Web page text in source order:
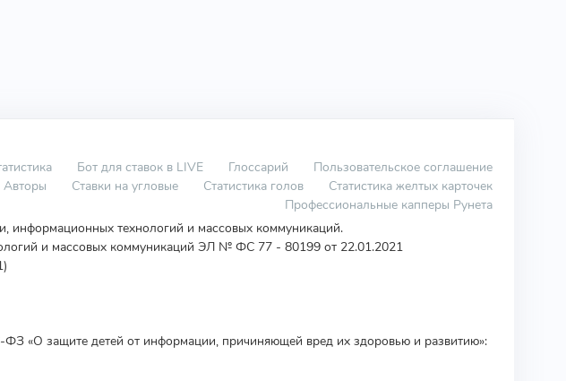
Бот для ставок в LIVE Глоссарий
Пользовательское соглашение
Авторы
Ставки на угловые Статистика голов
Статистика желтых карточек
Профессиональные капперы Рунета
информационных технологий и массовых коммуникаций.
и массовых коммуникаций ЭЛ № ФС 77 - 80199 от 22.01.2021
«О защите детей от информации, причиняющей вред их здоровью и развитию»: